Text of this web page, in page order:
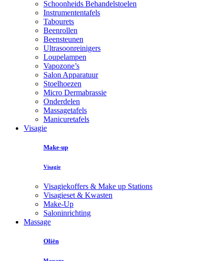
Schoonheids Behandelstoelen
Instrumententafels
Tabourets
Beenrollen
Beensteunen
Ultrasoonreinigers
Loupelampen
Vapozone’s
Salon Apparatuur
Stoelhoezen
Micro Dermabrassie
Onderdelen
Massagetafels
Manicuretafels
Visagie
Make-up
Visagie
Visagiekoffers & Make up Stations
Visagieset & Kwasten
Make-Up
Saloninrichting
Massage
Oliën